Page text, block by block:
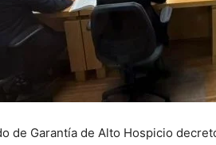
de Garantía de Alto Hospicio